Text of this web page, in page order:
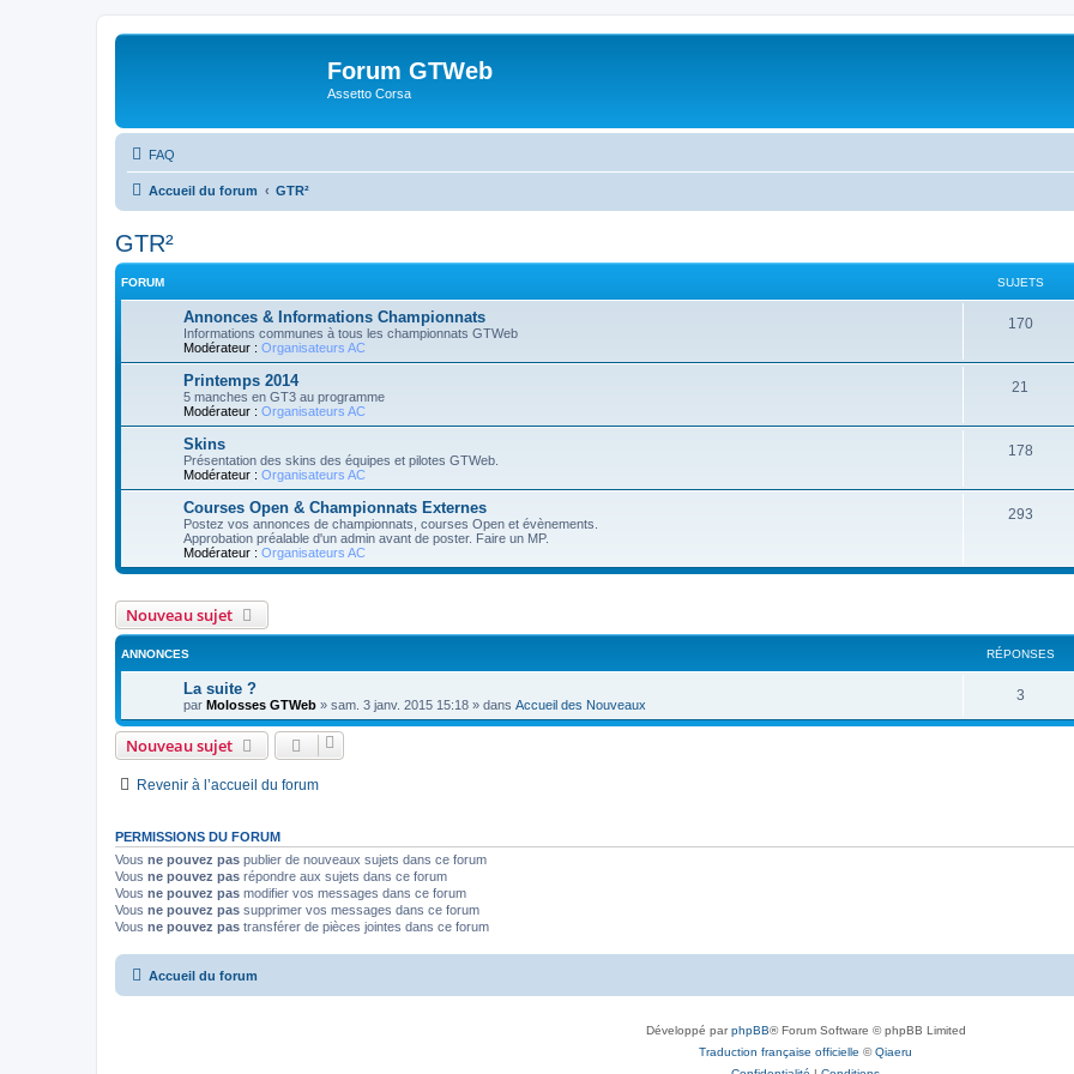
Forum GTWeb
Assetto Corsa
FAQ
Accueil du forum GTR²
GTR²
FORUM SUJETS
Annonces & Informations Championnats
Informations communes à tous les championnats GTWeb
Modérateur : Organisateurs AC
170
Printemps 2014
5 manches en GT3 au programme
Modérateur : Organisateurs AC
21
Skins
Présentation des skins des équipes et pilotes GTWeb.
Modérateur : Organisateurs AC
178
Courses Open & Championnats Externes
Postez vos annonces de championnats, courses Open et évènements.
Approbation préalable d'un admin avant de poster. Faire un MP.
Modérateur : Organisateurs AC
293
Nouveau sujet
ANNONCES RÉPONSES
La suite ?
par Molosses GTWeb » sam. 3 janv. 2015 15:18 » dans Accueil des Nouveaux
3
Nouveau sujet
Revenir à l’accueil du forum
PERMISSIONS DU FORUM
Vous ne pouvez pas publier de nouveaux sujets dans ce forum
Vous ne pouvez pas répondre aux sujets dans ce forum
Vous ne pouvez pas modifier vos messages dans ce forum
Vous ne pouvez pas supprimer vos messages dans ce forum
Vous ne pouvez pas transférer de pièces jointes dans ce forum
Accueil du forum
Développé parphpBB® Forum Software © phpBB Limited
Traduction française officielle ©Qiaeru